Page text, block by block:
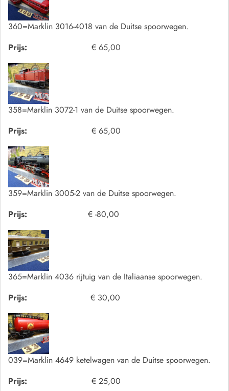
360=Marklin 3016-4018 van de Duitse spoorwegen.
Prijs:
€ 65,00
358=Marklin 3072-1 van de Duitse spoorwegen.
Prijs:
€ 65,00
359=Marklin 3005-2 van de Duitse spoorwegen.
Prijs:
€ -80,00
365=Marklin 4036 rijtuig van de Italiaanse spoorwegen.
Prijs:
€ 30,00
039=Marklin 4649 ketelwagen van de Duitse spoorwegen.
Prijs:
€ 25,00